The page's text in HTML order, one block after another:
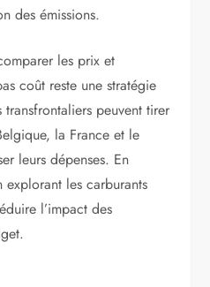
des émissions.
les prix et
coût reste une stratégie
peuvent tirer
la France et le
leurs dépenses. En
les carburants
l’impact des